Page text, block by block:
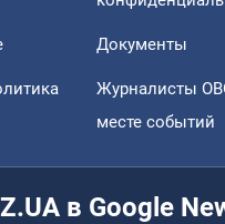
Документы
Журналисты
месте событий
в Google